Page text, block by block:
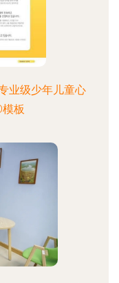
业级少年儿童心
板